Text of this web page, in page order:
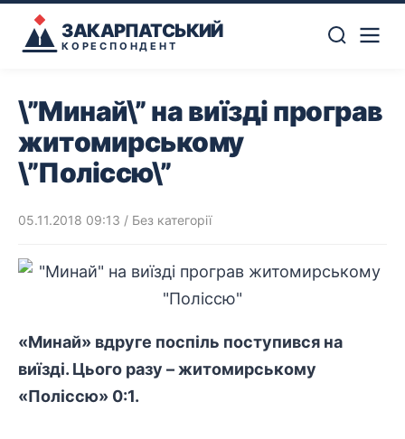
ЗАКАРПАТСЬКИЙ
КОРЕСПОНДЕНТ
\”Минай\” на виїзді програв
житомирському
\”Поліссю\”
05.11.2018 09:13 / Без категорії
«Минай» вдруге поспіль поступився на
виїзді. Цього разу – житомирському
«Поліссю» 0:1.